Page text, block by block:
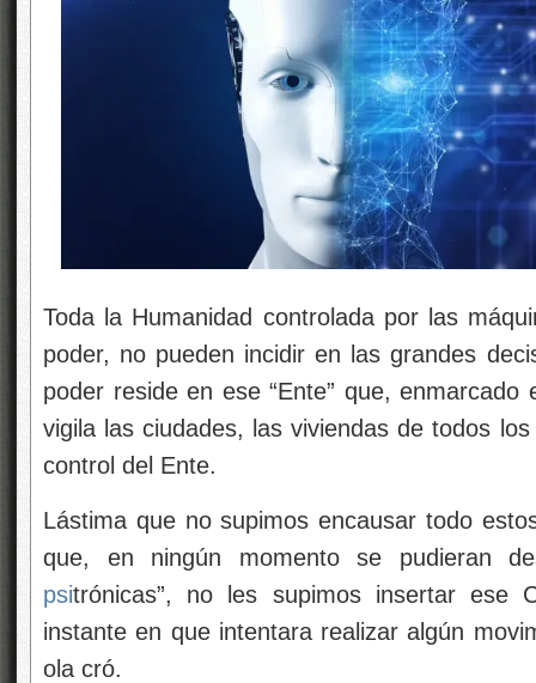
Toda la Humanidad controlada por las
poder, no pueden incidir en las grandes
poder reside en ese “Ente” que,
vigila las ciudades, las viviendas de todos
control del Ente.
Lástima que no supimos encausar todo
que, en ningún momento se pudieran
psitrónicas”, no les supimos insertar ese
instante en que intentara realizar algún
ola cró.